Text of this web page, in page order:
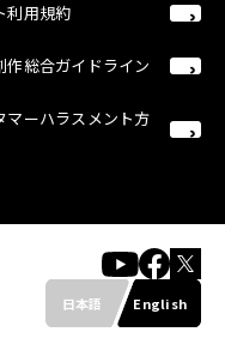
日本語 English
利用規約
作総合ガイドライン
マーハラスメント方